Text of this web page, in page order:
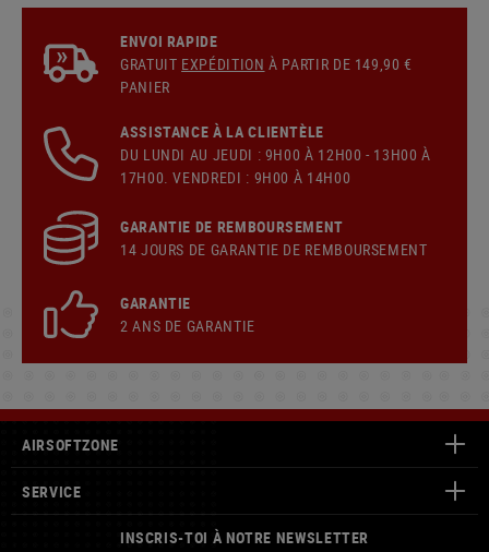
ENVOI RAPIDE
GRATUIT EXPÉDITION À PARTIR DE 149,90 €
PANIER
ASSISTANCE À LA CLIENTÈLE
DU LUNDI AU JEUDI : 9H00 À 12H00 - 13H00 À
17H00. VENDREDI : 9H00 À 14H00
GARANTIE DE REMBOURSEMENT
14 JOURS DE GARANTIE DE REMBOURSEMENT
GARANTIE
2 ANS DE GARANTIE
AIRSOFTZONE
SERVICE
INSCRIS-TOI À NOTRE NEWSLETTER